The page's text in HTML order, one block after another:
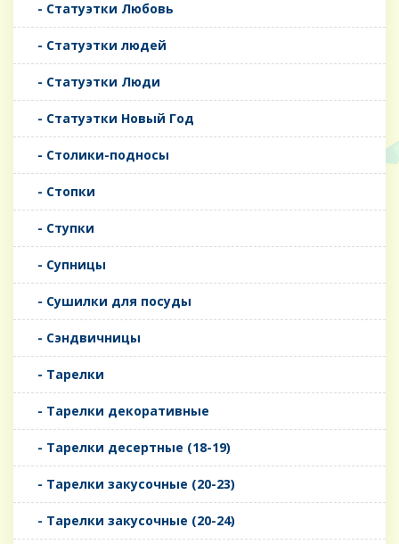
- Статуэтки Любовь
- Статуэтки людей
- Статуэтки Люди
- Статуэтки Новый Год
- Столики-подносы
- Стопки
- Ступки
- Супницы
- Сушилки для посуды
- Сэндвичницы
- Тарелки
- Тарелки декоративные
- Тарелки десертные (18-19)
- Тарелки закусочные (20-23)
- Тарелки закусочные (20-24)